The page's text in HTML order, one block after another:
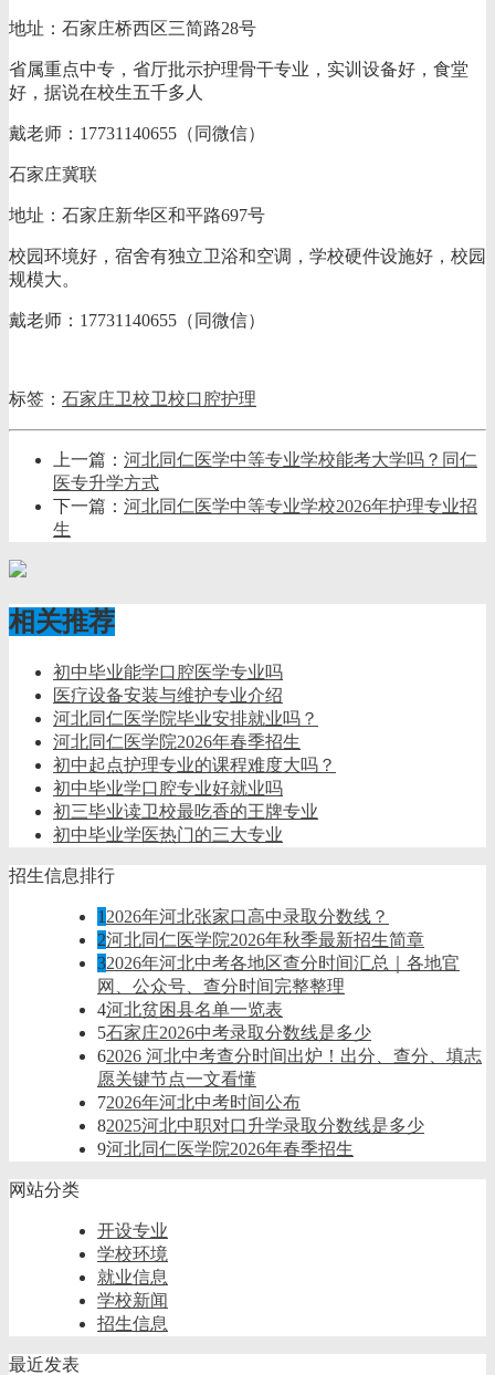
地址：石家庄桥西区三简路28号
省属重点中专，省厅批示护理骨干专业，实训设备好，食堂
好，据说在校生五千多人
戴老师：17731140655（同微信）
石家庄冀联
地址：石家庄新华区和平路697号
校园环境好，宿舍有独立卫浴和空调，学校硬件设施好，校园
规模大。
戴老师：17731140655（同微信）
标签： 石家庄卫校卫校口腔护理
上一篇： 河北同仁医学中等专业学校能考大学吗？同仁
医专升学方式
下一篇： 河北同仁医学中等专业学校2026年护理专业招
生
相关推荐
初中毕业能学口腔医学专业吗
医疗设备安装与维护专业介绍
河北同仁医学院毕业安排就业吗？
河北同仁医学院2026年春季招生
初中起点护理专业的课程难度大吗？
初中毕业学口腔专业好就业吗
初三毕业读卫校最吃香的王牌专业
初中毕业学医热门的三大专业
招生信息排行
1 2026年河北张家口高中录取分数线？
2河北同仁医学院2026年秋季最新招生简章
32026年河北中考各地区查分时间汇总｜各地官
网、公众号、查分时间完整整理
4河北贫困县名单一览表
5石家庄2026中考录取分数线是多少
62026 河北中考查分时间出炉！出分、查分、填志
愿关键节点一文看懂
72026年河北中考时间公布
82025河北中职对口升学录取分数线是多少
9河北同仁医学院2026年春季招生
网站分类
开设专业
学校环境
就业信息
学校新闻
招生信息
最近发表